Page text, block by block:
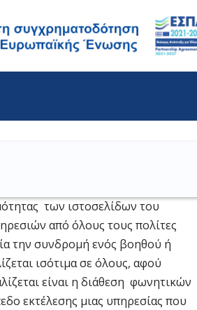
των ιστοσελίδων του
από όλους τους πολίτες
την συνδρομή ενός βοηθού ή
ισότιμα σε όλους, αφού
είναι η διάθεση φωνητικών
εκτέλεσης μιας υπηρεσίας που